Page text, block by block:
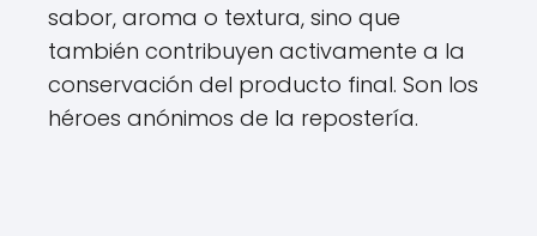
sabor, aroma o textura, sino que
también contribuyen activamente a la
conservación del producto final. Son los
héroes anónimos de la repostería.